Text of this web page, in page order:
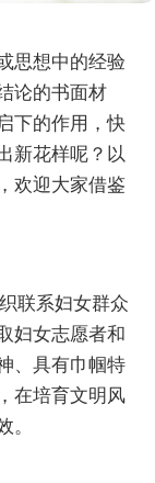
思想中的经验
论的书面材
下的作用，快
新花样呢？以
欢迎大家借鉴
联系妇女群众
妇女志愿者和
、具有巾帼特
在培育文明风
。